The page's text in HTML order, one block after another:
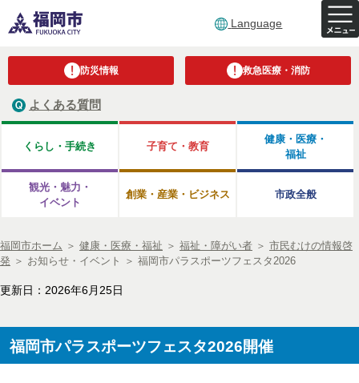
Language
防災情報 救急医療・消防
よくある質問
くらし・手続き 子育て・教育
健康・医療・
福祉
観光・魅力・
イベント
創業・産業・ビジネス 市政全般
福岡市ホーム ＞ 健康・医療・福祉 ＞ 福祉・障がい者 ＞ 市民むけの情報啓
発 ＞ お知らせ・イベント ＞ 福岡市パラスポーツフェスタ2026
更新日：2026年6月25日
福岡市パラスポーツフェスタ2026開催